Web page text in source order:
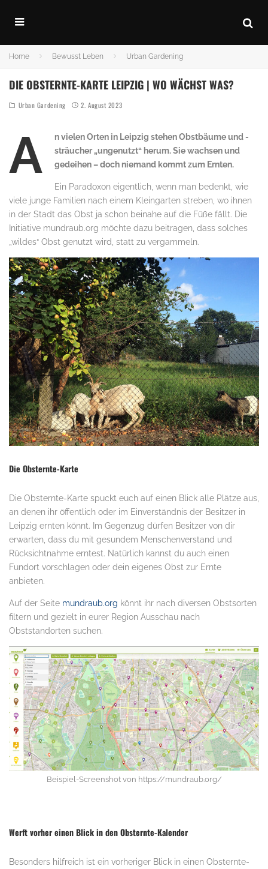
Home Bewusst Leben Urban Gardening
DIE OBSTERNTE-KARTE LEIPZIG | WO WÄCHST WAS?
Urban Gardening 2. August 2023
A
n vielen Orten in Leipzig stehen Obstbäume und -
sträucher „ungenutzt“ herum. Sie wachsen und
gedeihen – doch niemand kommt zum Ernten.
Ein Paradoxon eigentlich, wenn man bedenkt, wie
viele junge Familien nach einem Kleingarten streben, wo ihnen
in der Stadt das Obst ja schon beinahe auf die Füße fällt. Die
Initiative mundraub.org möchte dazu beitragen, dass solches
„wildes“ Obst genutzt wird, statt zu vergammeln.
Die Obsternte-Karte
Die Obsternte-Karte spuckt euch auf einen Blick alle Plätze aus,
an denen ihr öffentlich oder im Einverständnis der Besitzer in
Leipzig ernten könnt. Im Gegenzug dürfen Besitzer von dir
erwarten, dass du mit gesundem Menschenverstand und
Rücksichtnahme erntest. Natürlich kannst du auch einen
Fundort vorschlagen oder dein eigenes Obst zur Ernte
anbieten.
Auf der Seite mundraub.org könnt ihr nach diversen Obstsorten
filtern und gezielt in eurer Region Ausschau nach
Obststandorten suchen.
Beispiel-Screenshot von https://mundraub.org/
Werft vorher einen Blick in den Obsternte-Kalender
Besonders hilfreich ist ein vorheriger Blick in einen Obsternte-